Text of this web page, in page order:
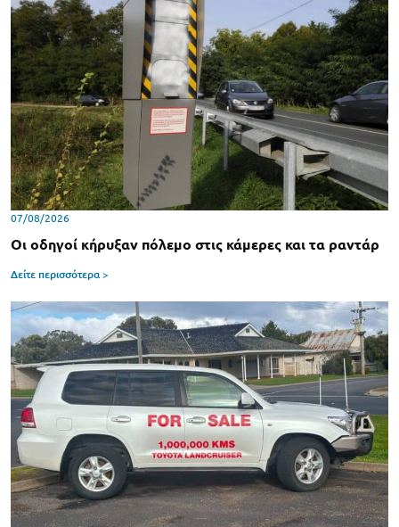
07/08/2026
Οι οδηγοί κήρυξαν πόλεμο στις κάμερες και τα ραντάρ
Δείτε περισσότερα >